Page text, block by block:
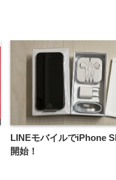
LINEモバイルでiPhone
開始！